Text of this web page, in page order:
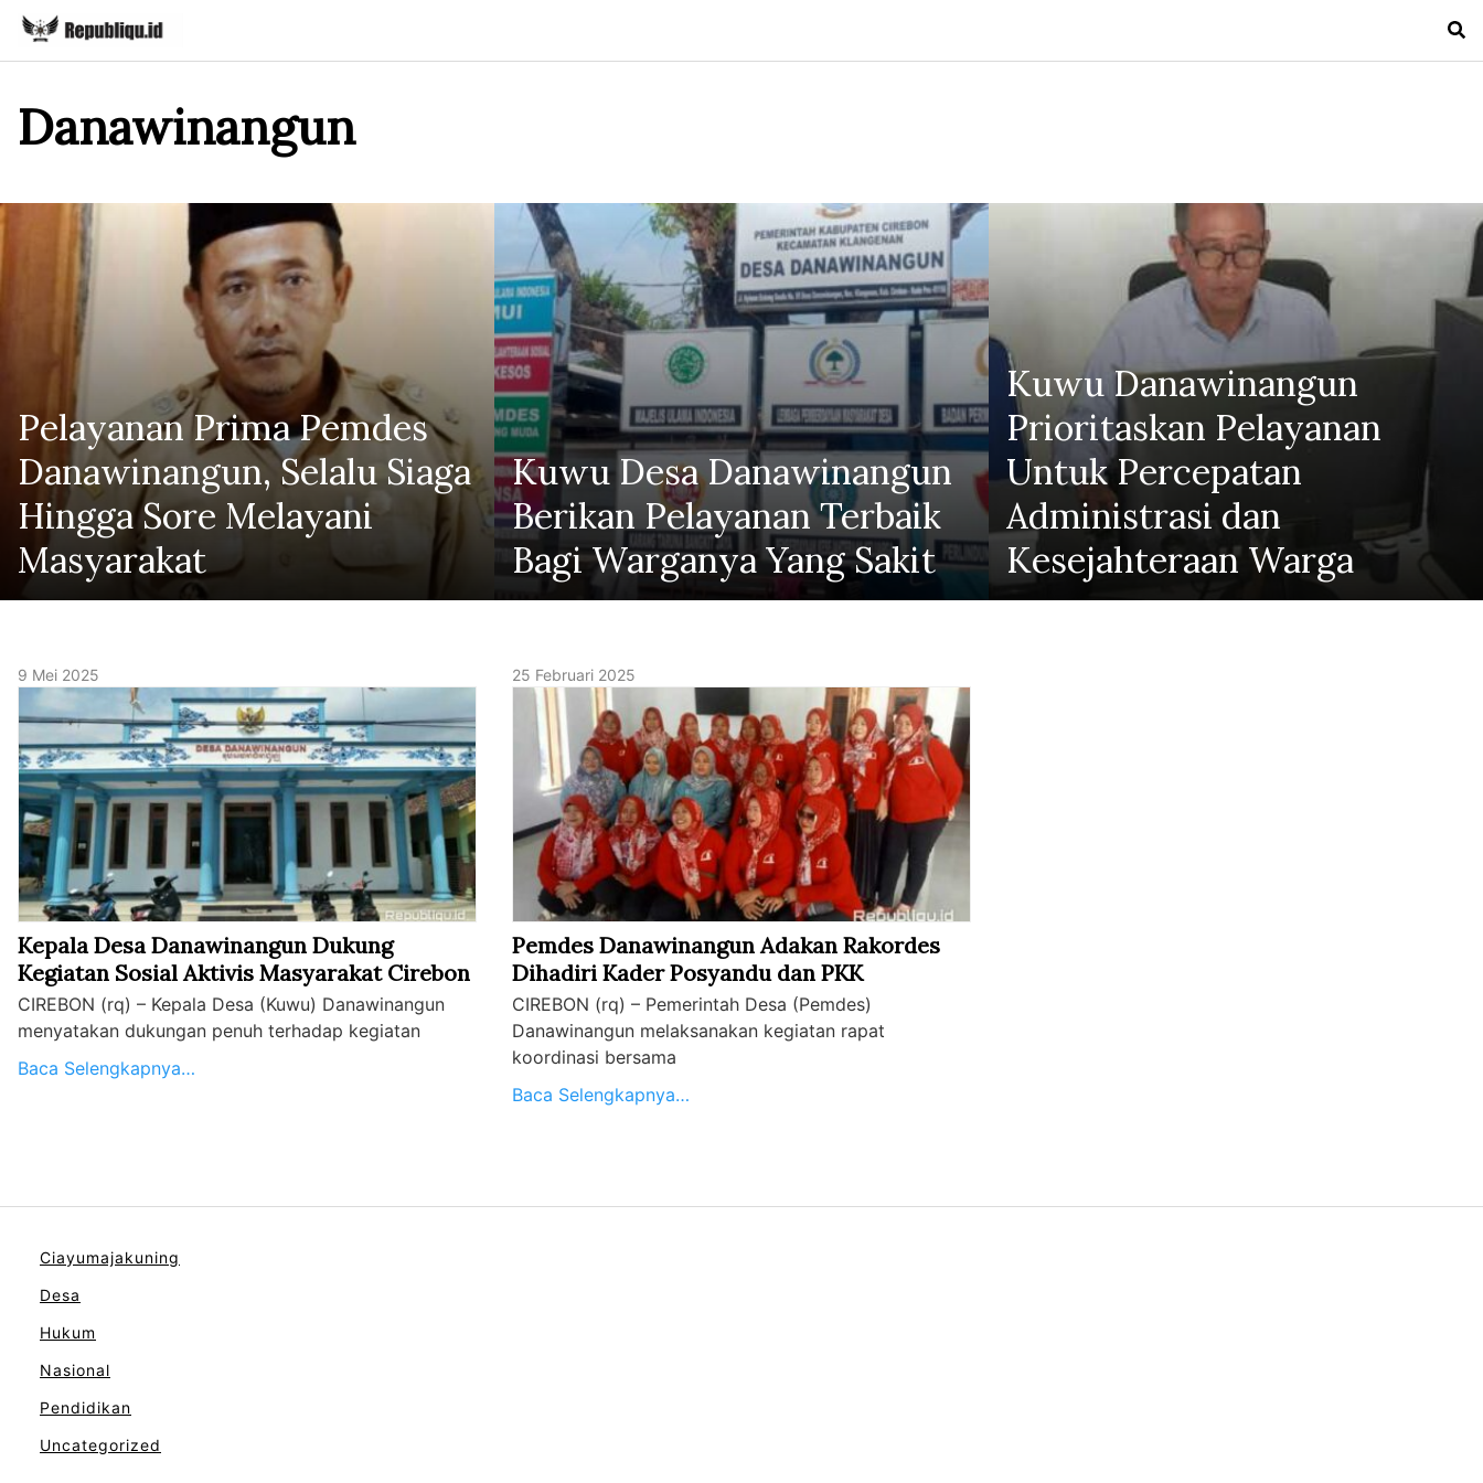
Skip
content
Danawinangun
Pelayanan Prima Pemdes
Danawinangun, Selalu Siaga
Hingga Sore Melayani
Masyarakat
Kuwu Desa Danawinangun
Berikan Pelayanan Terbaik
Bagi Warganya Yang Sakit
Kuwu Danawinangun
Prioritaskan Pelayanan
Untuk Percepatan
Administrasi dan
Kesejahteraan Warga
9 Mei 2025
Kepala Desa Danawinangun Dukung
Kegiatan Sosial Aktivis Masyarakat Cirebon
CIREBON (rq) – Kepala Desa (Kuwu) Danawinangun
menyatakan dukungan penuh terhadap kegiatan
Baca Selengkapnya…
25 Februari 2025
Pemdes Danawinangun Adakan Rakordes
Dihadiri Kader Posyandu dan PKK
CIREBON (rq) – Pemerintah Desa (Pemdes)
Danawinangun melaksanakan kegiatan rapat
koordinasi bersama
Baca Selengkapnya…
Ciayumajakuning
Desa
Hukum
Nasional
Pendidikan
Uncategorized